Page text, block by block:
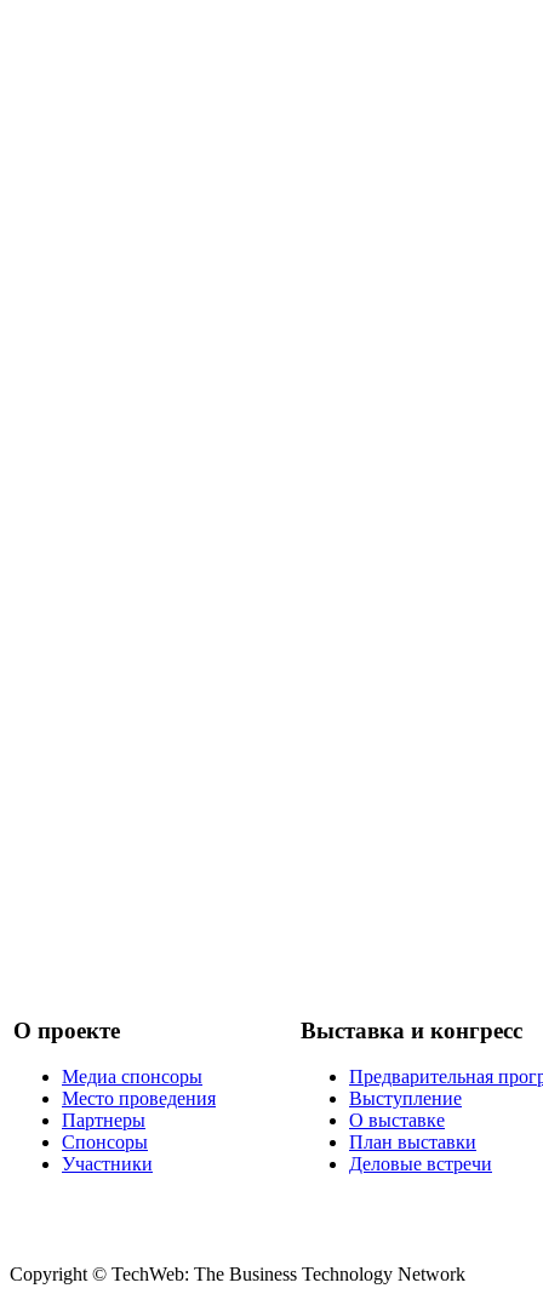
О проекте
Медиа спонсоры
Место проведения
Партнеры
Спонсоры
Участники
Выставка и конгресс
Предварительная
Выступление
О выставке
План выставки
Деловые встречи
Copyright © TechWeb: The Business Technology Network